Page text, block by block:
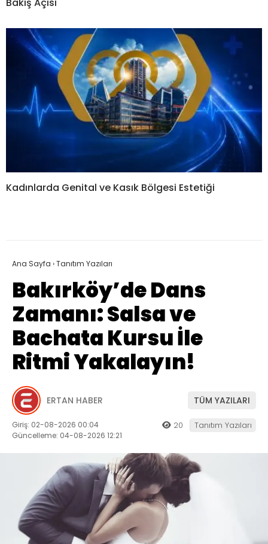
Bakış Açısı
Kadınlarda Genital ve Kasık Bölgesi Estetiği
Ana Sayfa ›Tanıtım Yazıları
Bakırköy’de Dans
Zamanı: Salsa ve
Bachata Kursu İle
Ritmi Yakalayın!
ERTAN HABER TÜM YAZILARI
Giriş: 02-08-2026 00:04
Güncelleme: 04-08-2026 12:21
20 Tanıtım Yazıları